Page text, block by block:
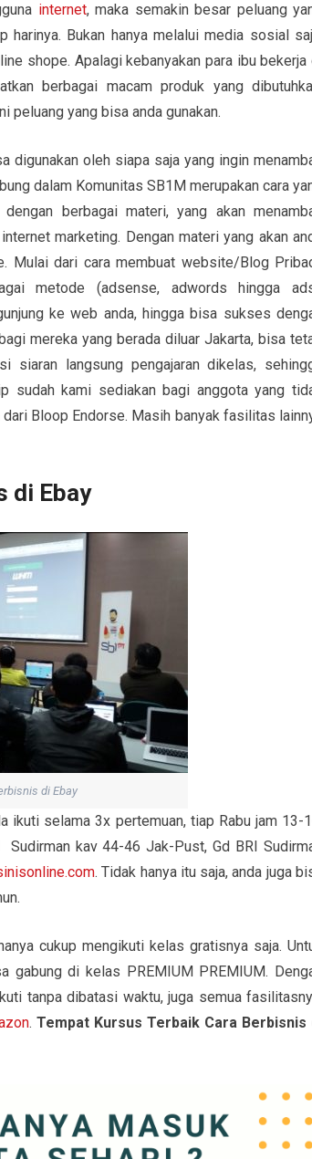
internet, maka semakin besar peluang
harinya. Bukan hanya melalui media sosial
shope. Apalagi kebanyakan para ibu bekerja
berbagai macam produk yang
peluang yang bisa anda gunakan.
digunakan oleh siapa saja yang ingin
dalam Komunitas SB1M merupakan cara
berbagai materi, yang akan
marketing. Dengan materi yang akan
Mulai dari cara membuat website/Blog
metode (adsense, adwords hingga
ke web anda, hingga bisa sukses
mereka yang berada diluar Jakarta, bisa
siaran langsung pengajaran dikelas,
sudah kami sediakan bagi anggota yang
Bloop Endorse. Masih banyak fasilitas
di Ebay
di Ebay
ikuti selama 3x pertemuan, tiap Rabu jam 13-
kav 44-46 Jak-Pust, Gd BRI
. Tidak hanya itu saja, anda juga
cukup mengikuti kelas gratisnya saja.
gabung di kelas PREMIUM PREMIUM.
tanpa dibatasi waktu, juga semua
. Tempat Kursus Terbaik Cara Berbisnis